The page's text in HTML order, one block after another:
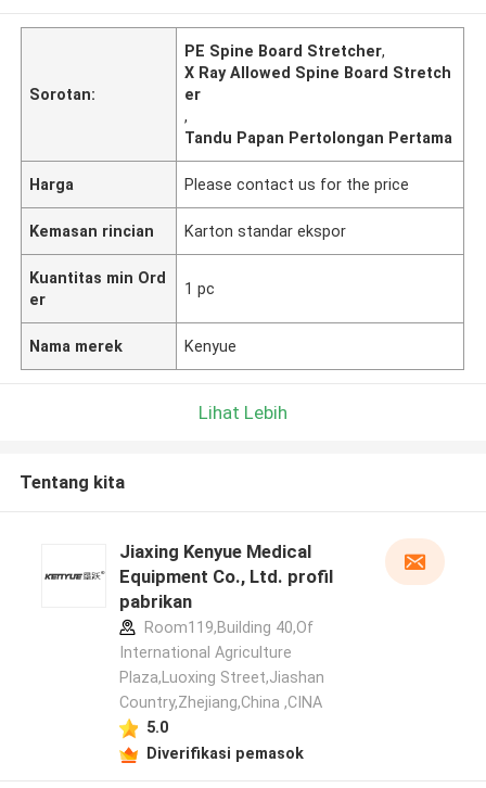
Sorotan:
PE Spine Board Stretcher,
X Ray Allowed Spine Board Stretch
er
,
Tandu Papan Pertolongan Pertama
Harga Please contact us for the price
Kemasan rincian Karton standar ekspor
Kuantitas min Ord
er
1 pc
Nama merek Kenyue
Lihat Lebih
Tentang kita
Jiaxing Kenyue Medical
Equipment Co., Ltd. profil
pabrikan
Room119,Building 40,Of
International Agriculture
Plaza,Luoxing Street,Jiashan
Country,Zhejiang,China ,CINA
5.0
Diverifikasi pemasok